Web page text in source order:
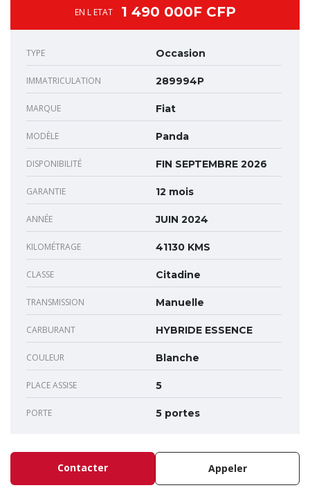
EN L ETAT 1 490 000F CFP
TYPE Occasion
IMMATRICULATION 289994P
MARQUE Fiat
MODÈLE Panda
DISPONIBILITÉ FIN SEPTEMBRE 2026
GARANTIE 12 mois
ANNÉE JUIN 2024
KILOMÉTRAGE 41130 KMS
CLASSE Citadine
TRANSMISSION Manuelle
CARBURANT HYBRIDE ESSENCE
COULEUR Blanche
PLACE ASSISE 5
PORTE 5 portes
Contacter Appeler